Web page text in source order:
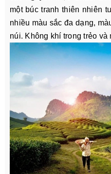
một búc tranh thiên nhiên
nhiều màu sắc đa dạng,
núi. Không khí trong trẻo và